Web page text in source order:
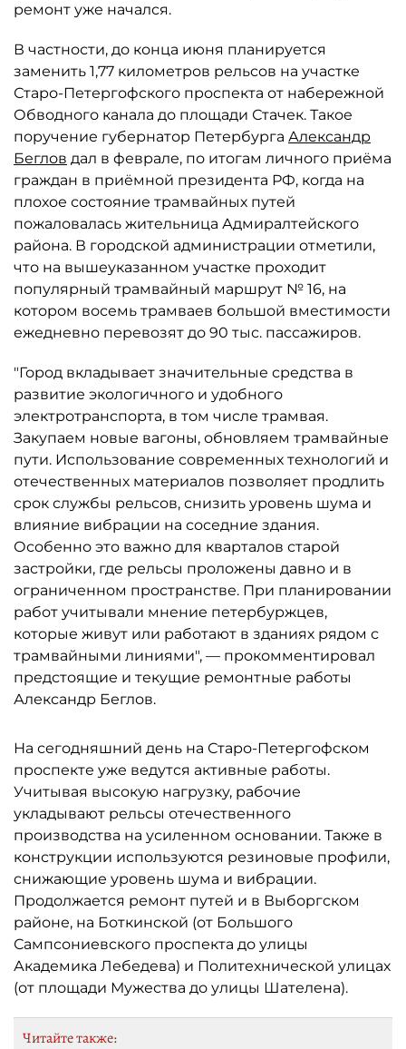
ремонт уже начался.
В частности, до конца июня планируется
заменить 1,77 километров рельсов на участке
Старо-Петергофского проспекта от набережной
Обводного канала до площади Стачек. Такое
поручение губернатор Петербурга Александр
Беглов дал в феврале, по итогам личного приёма
граждан в приёмной президента РФ, когда на
плохое состояние трамвайных путей
пожаловалась жительница Адмиралтейского
района. В городской администрации отметили,
что на вышеуказанном участке проходит
популярный трамвайный маршрут № 16, на
котором восемь трамваев большой вместимости
ежедневно перевозят до 90 тыс. пассажиров.
"Город вкладывает значительные средства в
развитие экологичного и удобного
электротранспорта, в том числе трамвая.
Закупаем новые вагоны, обновляем трамвайные
пути. Использование современных технологий и
отечественных материалов позволяет продлить
срок службы рельсов, снизить уровень шума и
влияние вибрации на соседние здания.
Особенно это важно для кварталов старой
застройки, где рельсы проложены давно и в
ограниченном пространстве. При планировании
работ учитывали мнение петербуржцев,
которые живут или работают в зданиях рядом с
трамвайными линиями", — прокомментировал
предстоящие и текущие ремонтные работы
Александр Беглов.
На сегодняшний день на Старо-Петергофском
проспекте уже ведутся активные работы.
Учитывая высокую нагрузку, рабочие
укладывают рельсы отечественного
производства на усиленном основании. Также в
конструкции используются резиновые профили,
снижающие уровень шума и вибрации.
Продолжается ремонт путей и в Выборгском
районе, на Боткинской (от Большого
Сампсониевского проспекта до улицы
Академика Лебедева) и Политехнической улицах
(от площади Мужества до улицы Шателена).
Читайте также: